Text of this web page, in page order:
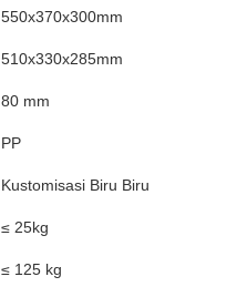
550x370x300mm
510x330x285mm
80 mm
PP
Kustomisasi Biru Biru
≤ 25kg
≤ 125 kg